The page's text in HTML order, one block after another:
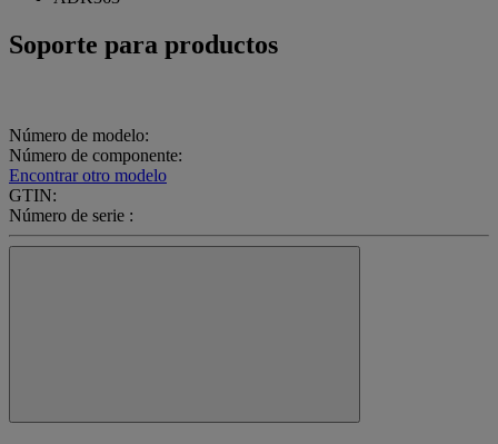
Soporte para productos
Número de modelo:
Número de componente:
Encontrar otro modelo
GTIN:
Número de serie :